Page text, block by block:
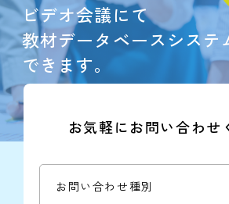
ビデオ会議にて
教材データベースシステ
できます。
お気軽にお問い合わせ
お問い合わせ種別